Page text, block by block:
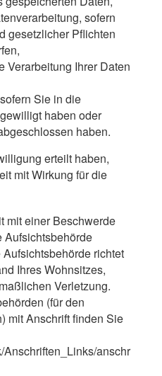
sofern
gesetzlicher Pflichten
Verarbeitung Ihrer Daten
Sie in die
haben oder
haben.
erteilt haben,
mit Wirkung für die
mit einer Beschwerde
Aufsichtsbehörde
richtet
Ihres Wohnsitzes,
Verletzung.
(für den
mit Anschrift finden Sie
anschr